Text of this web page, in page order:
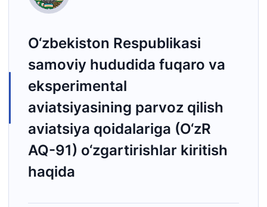
O‘zbekiston Respublikasi
samoviy hududida fuqaro va
eksperimental
aviatsiyasining parvoz qilish
aviatsiya qoidalariga (O‘zR
AQ-91) o‘zgartirishlar kiritish
haqida